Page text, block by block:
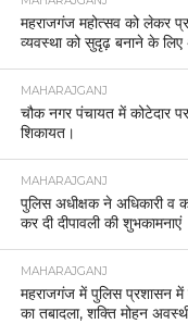
महराजगंज महोत्सव को लेकर
व्यवस्था को सुदृढ़ बनाने के लिए
MAHARAJGANJ
चौक नगर पंचायत में कोटेदार
शिकायत।
MAHARAJGANJ
पुलिस अधीक्षक ने अधिकारी व
कर दी दीपावली की शुभकामनाएं
MAHARAJGANJ
महराजगंज में पुलिस प्रशासन में
का तबादला, शक्ति मोहन